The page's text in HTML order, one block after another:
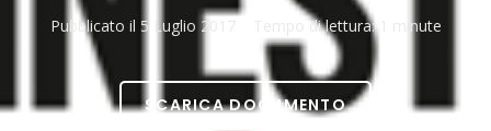
Pubblicato il 5 Luglio 2017 Tempo di lettura:1 minute
SCARICA DOCUMENTO